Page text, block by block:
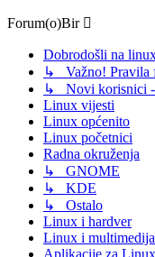
Forum(o)Bir
Dobrodošli na
↳ Važno! Pravila
↳ Novi korisnici -
Linux vijesti
Linux općenito
Linux početnici
Radna okruženja
↳ GNOME
↳ KDE
↳ Ostalo
Linux i hardver
Linux i multimedija